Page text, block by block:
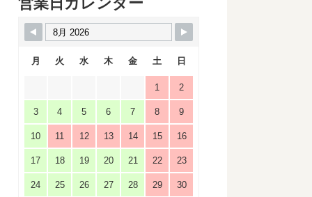
月 火 水 木 金 土 日
1 2
3 4 5 6 7 8 9
10 11 12 13 14 15 16
17 18 19 20 21 22 23
24 25 26 27 28 29 30